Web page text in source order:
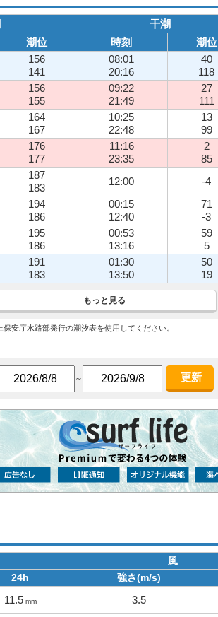
干潮
潮位 時刻 潮位
156
141
08:01
20:16
40
118
156
155
09:22
21:49
27
111
164
167
10:25
22:48
13
99
176
177
11:16
23:35
2
85
187
183
12:00 -4
194
186
00:15
12:40
71
-3
195
186
00:53
13:16
59
5
191
183
01:30
13:50
50
19
もっと見る
安庁水路部発行の潮汐表を使用してください。
～ 更新
風
24h 強さ(m/s)
11.5 mm 3.5